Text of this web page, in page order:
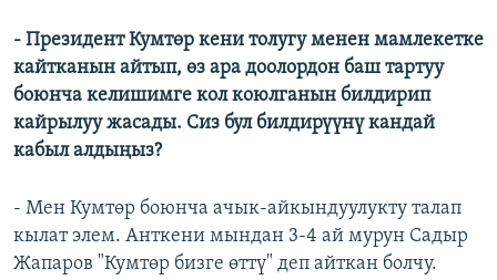
- Президент Кумтөр кени толугу менен мамлекетке
кайтканын айтып, өз ара доолордон баш тартуу
боюнча келишимге кол коюлганын билдирип
кайрылуу жасады. Сиз бул билдирүүнү кандай
кабыл алдыңыз?
- Мен Кумтөр боюнча ачык-айкындуулукту талап
кылат элем. Анткени мындан 3-4 ай мурун Садыр
Жапаров "Кумтөр бизге өттү" деп айткан болчу.